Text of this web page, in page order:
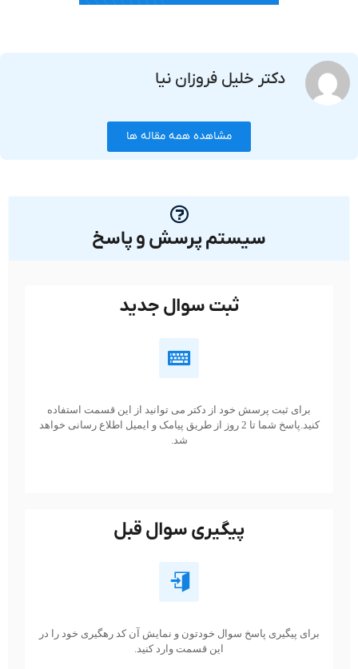
دکتر خلیل فروزان نیا
مشاهده همه مقاله ها
سیستم پرسش و پاسخ
ثبت سوال جدید
برای ثبت پرسش خود از دکتر می توانید از این قسمت استفاده
کنید.پاسخ شما تا 2 روز از طریق پیامک و ایمیل اطلاع رسانی خواهد
شد.
پیگیری سوال قبل
برای پیگیری پاسخ سوال خودتون و نمایش آن کد رهگیری خود را در
این قسمت وارد کنید.